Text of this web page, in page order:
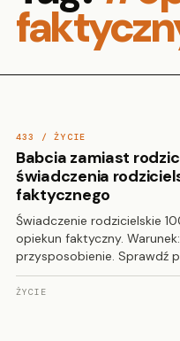
433 / ŻYCIE
Babcia zamiast
świadczenia
faktycznego
Świadczenie rodzicielskie
opiekun faktyczny.
przysposobienie. Sprawdź
ŻYCIE